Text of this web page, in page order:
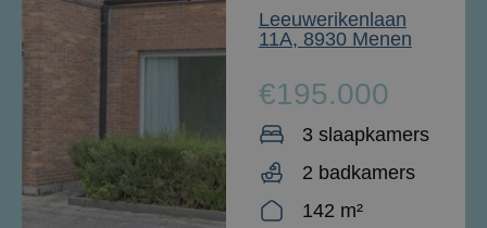
Leeuwerikenlaan
11A, 8930 Menen
€195.000
3 slaapkamers
2 badkamers
142 m²